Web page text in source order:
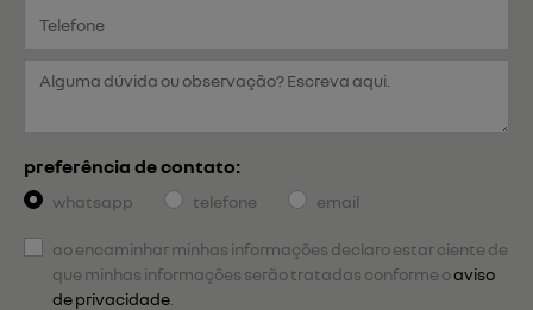
preferência de contato:
whatsapp telefone email
ao encaminhar minhas informações declaro estar ciente de
que minhas informações serão tratadas conforme oaviso
de privacidade